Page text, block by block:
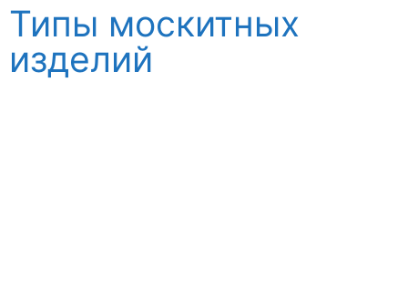
Типы москитных
изделий